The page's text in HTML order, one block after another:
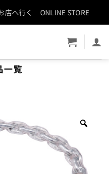
店へ行く ONLINE STORE
一覧